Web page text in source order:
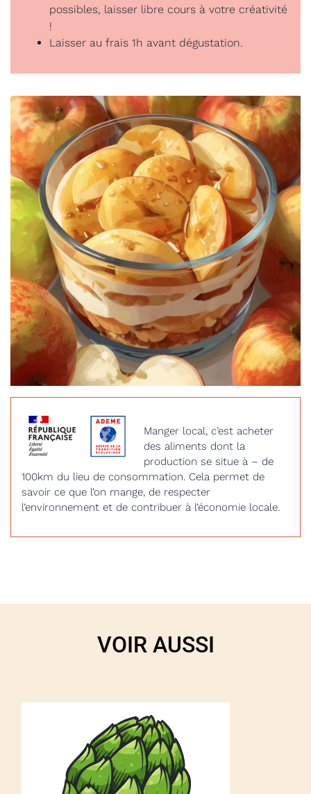
possibles, laisser libre cours à votre créativité
!
Laisser au frais 1h avant dégustation.
Manger local, c’est acheter
des aliments dont la
production se situe à – de
100km du lieu de consommation. Cela permet de
savoir ce que l’on mange, de respecter
l’environnement et de contribuer à l’économie locale.
VOIR AUSSI